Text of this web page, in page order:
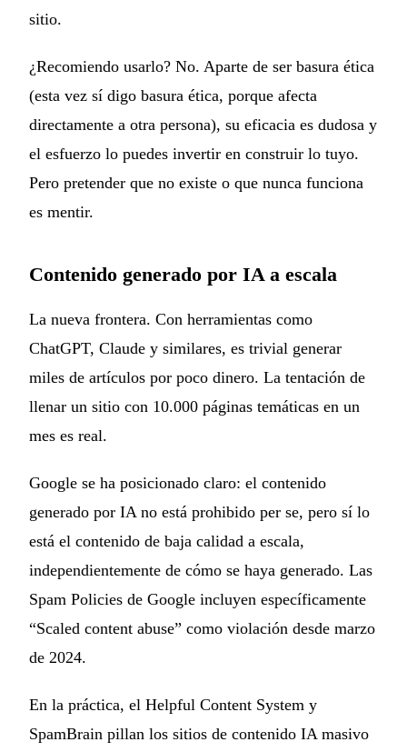
sitio.
¿Recomiendo usarlo? No. Aparte de ser basura ética
(esta vez sí digo basura ética, porque afecta
directamente a otra persona), su eficacia es dudosa y
el esfuerzo lo puedes invertir en construir lo tuyo.
Pero pretender que no existe o que nunca funciona
es mentir.
Contenido generado por IA a escala
La nueva frontera. Con herramientas como
ChatGPT, Claude y similares, es trivial generar
miles de artículos por poco dinero. La tentación de
llenar un sitio con 10.000 páginas temáticas en un
mes es real.
Google se ha posicionado claro: el contenido
generado por IA no está prohibido per se, pero sí lo
está el contenido de baja calidad a escala,
independientemente de cómo se haya generado. Las
Spam Policies de Google incluyen específicamente
“Scaled content abuse” como violación desde marzo
de 2024.
En la práctica, el Helpful Content System y
SpamBrain pillan los sitios de contenido IA masivo